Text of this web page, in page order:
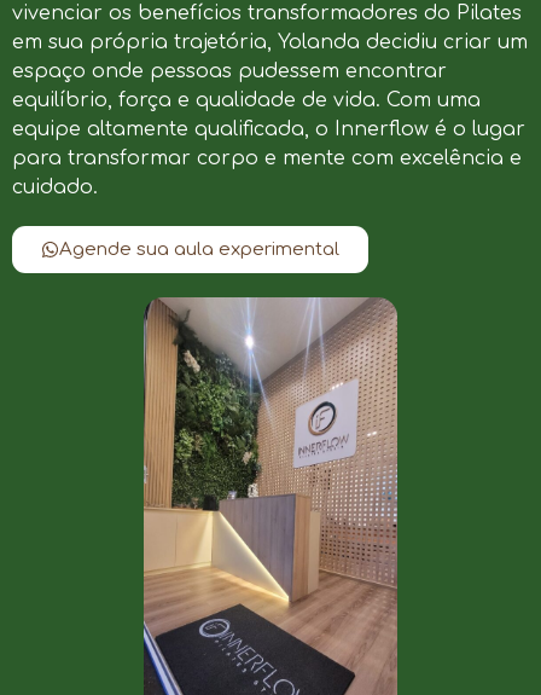
vivenciar os benefícios transformadores do Pilates
em sua própria trajetória, Yolanda decidiu criar um
espaço onde pessoas pudessem encontrar
equilíbrio, força e qualidade de vida. Com uma
equipe altamente qualificada, o Innerflow é o lugar
para transformar corpo e mente com excelência e
cuidado.
Agende sua aula experimental